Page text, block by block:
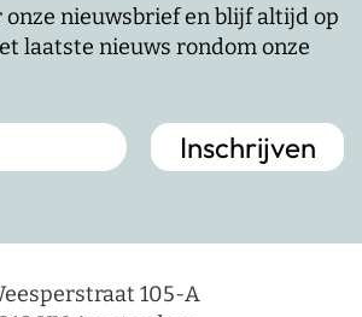
onze nieuwsbrief en blijf altijd op
laatste nieuws rondom onze
105-A